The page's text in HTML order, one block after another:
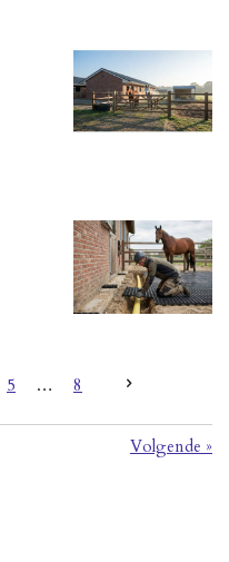
5 8
Volgende »